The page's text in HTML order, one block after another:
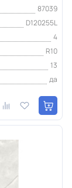
87039
D120255L
4
R10
13
да